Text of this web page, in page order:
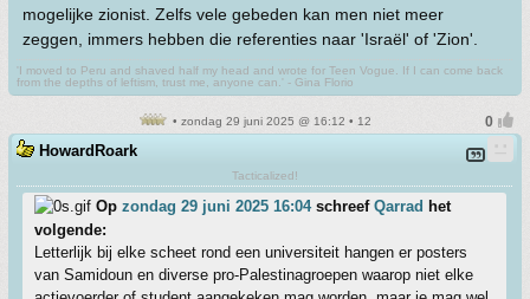
mogelijke zionist. Zelfs vele gebeden kan men niet meer
zeggen, immers hebben die referenties naar 'Israël' of 'Zion'.
'I moved to Peru and shaved half my head and wrote for Teen Vogue. If I can come back
from the depths of leftism, trust me, anyone can.' - Gina Florio
• zondag 29 juni 2025 @ 16:12 • 12
HowardRoark
Tacticalized!
Op zondag 29 juni 2025 16:04schreef Qarrad het
volgende:
Letterlijk bij elke scheet rond een universiteit hangen er posters
van Samidoun en diverse pro-Palestinagroepen waarop niet elke